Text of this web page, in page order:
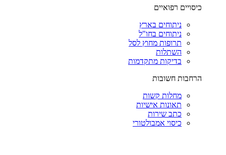
כיסויים רפואיים
ניתוחים בארץ
ניתוחים בחו"ל
תרופות מחוץ לסל
השתלות
בדיקות מתקדמות
הרחבות חשובות
מחלות קשות
תאונות אישיות
כתב שירות
כיסוי אמבולטורי